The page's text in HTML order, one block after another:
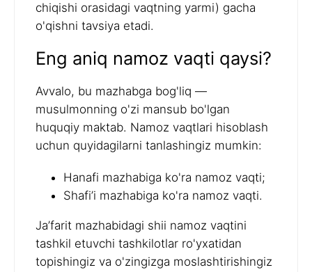
chiqishi orasidagi vaqtning yarmi) gacha
o'qishni tavsiya etadi.
Eng aniq namoz vaqti qaysi?
Avvalo, bu mazhabga bog'liq —
musulmonning o'zi mansub bo'lgan
huquqiy maktab. Namoz vaqtlari hisoblash
uchun quyidagilarni tanlashingiz mumkin:
Hanafi mazhabiga ko'ra namoz vaqti;
Shafi’i mazhabiga ko'ra namoz vaqti.
Ja’farit mazhabidagi shii namoz vaqtini
tashkil etuvchi tashkilotlar ro'yxatidan
topishingiz va o'zingizga moslashtirishingiz